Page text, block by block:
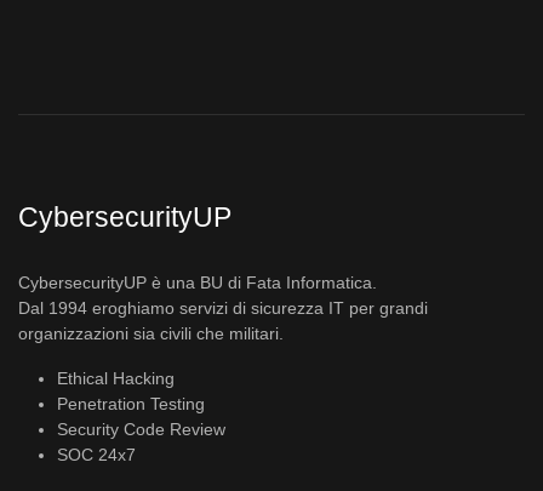
CybersecurityUP
CybersecurityUP è una BU di Fata Informatica.
Dal 1994 eroghiamo servizi di sicurezza IT per grandi
organizzazioni sia civili che militari.
Ethical Hacking
Penetration Testing
Security Code Review
SOC 24x7